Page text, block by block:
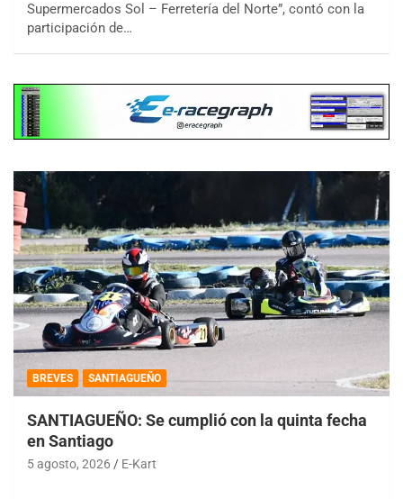
Supermercados Sol – Ferretería del Norte”, contó con la
participación de…
BREVES SANTIAGUEÑO
SANTIAGUEÑO: Se cumplió con la quinta fecha
en Santiago
5 agosto, 2026 E-Kart